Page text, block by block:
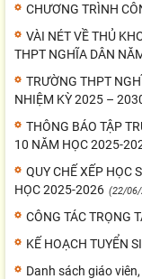
CHƯƠNG TRÌNH
VÀI NÉT VỀ THỦ
THPT NGHĨA DÂN
TRƯỜNG THPT
NHIỆM KỲ 2025 –
THÔNG BÁO TẬP
10 NĂM HỌC 2025-
QUY CHẾ XẾP HỌC
HỌC 2025-2026 (22/06/
CÔNG TÁC TRỌNG
KẾ HOẠCH TUYỂN
Danh sách giáo